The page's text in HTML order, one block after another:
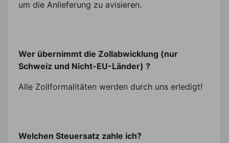
um die Anlieferung zu avisieren.
Wer übernimmt die Zollabwicklung (nur
Schweiz und Nicht-EU-Länder) ?
Alle Zollformalitäten werden durch uns erledigt!
Welchen Steuersatz zahle ich?